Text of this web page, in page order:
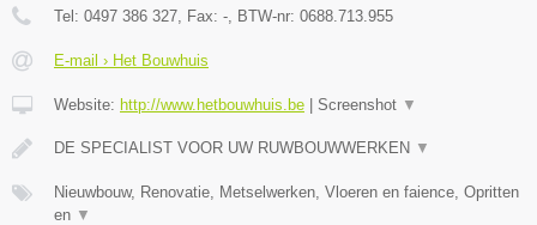
Tel: 0497 386 327 , Fax: - , BTW-nr: 0688.713.955
E-mail › Het Bouwhuis
Website: http://www.hetbouwhuis.be Screenshot ▼
DE SPECIALIST VOOR UW RUWBOUWWERKEN ▼
Nieuwbouw, Renovatie, Metselwerken, Vloeren en faience, Opritten
en ▼